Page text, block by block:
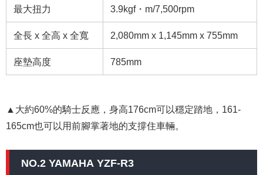
最大扭力 3.9kgf・m/7,500rpm
全長 x 全高 x 全寬 2,080mm x 1,145mm x 755mm
座墊高度 785mm
▲大約60%的騎士反應，身高176cm可以穩定踏地，161-
165cm也可以用前腳掌著地的支撐住車輛。
NO.2 YAMAHA YZF-R3